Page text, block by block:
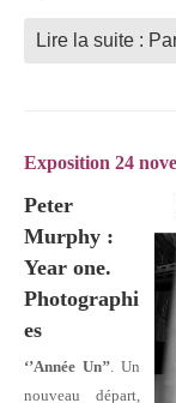
Lire la suite :
Exposition 24
Peter
Murphy :
Year one.
Photographi
es
‘’Année Un’’. Un
nouveau départ,